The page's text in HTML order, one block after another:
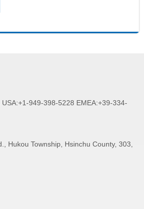
949-398-5228 EMEA:+39-334-
Hukou Township, Hsinchu County, 303,